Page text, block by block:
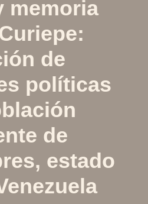
memoria
de
políticas
de
estado